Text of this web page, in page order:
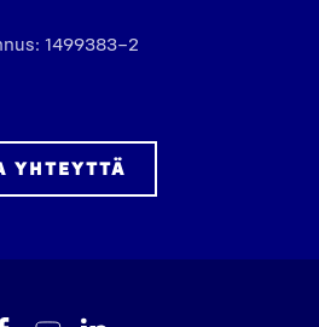
1499383–2
YHTEYT­TÄ